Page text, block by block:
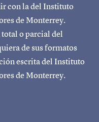
con la del Instituto
de Monterrey.
o parcial del
de sus formatos
escrita del Instituto
de Monterrey.